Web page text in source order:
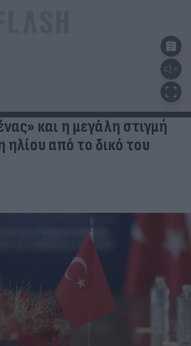
και η μεγάλη στιγμή
ηλίου από το δικό του